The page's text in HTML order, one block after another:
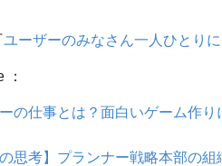
ユーザーのみなさん一人ひとり
の仕事とは？面白いゲーム作
の思考】プランナー戦略本部の